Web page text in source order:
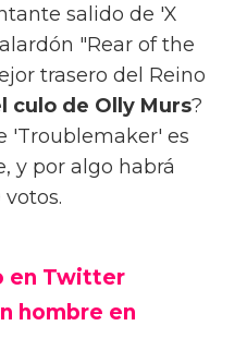
salido de 'X
"Rear of the
trasero del Reino
culo de Olly Murs?
'Troublemaker' es
y por algo habrá
en Twitter
hombre en